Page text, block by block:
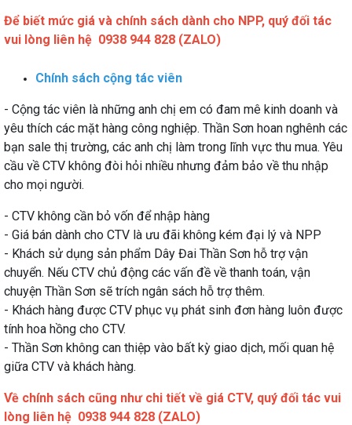
Để biết mức giá và chính sách dành cho NPP, quý đối tác
vui lòng liên hệ 0938 944 828 (ZALO)
Chính sách cộng tác viên
- Cộng tác viên là những anh chị em có đam mê kinh doanh và
yêu thích các mặt hàng công nghiệp. Thần Sơn hoan nghênh các
bạn sale thị trường, các anh chị làm trong lĩnh vực thu mua. Yêu
cầu về CTV không đòi hỏi nhiều nhưng đảm bảo về thu nhập
cho mọi người.
- CTV không cần bỏ vốn để nhập hàng
- Giá bán dành cho CTV là ưu đãi không kém đại lý và NPP
- Khách sử dụng sản phẩm Dây Đai Thần Sơn hỗ trợ vận
chuyển. Nếu CTV chủ động các vấn đề về thanh toán, vận
chuyện Thần Sơn sẽ trích ngân sách hỗ trợ thêm.
- Khách hàng được CTV phục vụ phát sinh đơn hàng luôn được
tính hoa hồng cho CTV.
- Thần Sơn không can thiệp vào bất kỳ giao dịch, mối quan hệ
giữa CTV và khách hàng.
Về chính sách cũng như chi tiết về giá CTV, quý đối tác vui
lòng liên hệ 0938 944 828 (ZALO)